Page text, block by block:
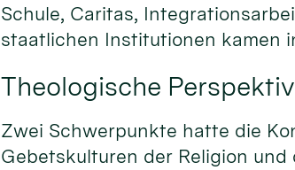
Schule, Caritas,
staatlichen Institutionen kamen
Theologische
Zwei Schwerpunkte hatte die
Gebetskulturen der Religion